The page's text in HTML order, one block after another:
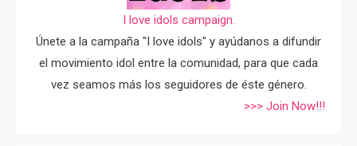
I love idols campaign.
Únete a la campaña "I love idols" y ayúdanos a difundir
el movimiento idol entre la comunidad, para que cada
vez seamos más los seguidores de éste género.
>>> Join Now!!!